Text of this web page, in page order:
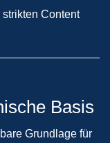
Content
Basis
Grundlage für